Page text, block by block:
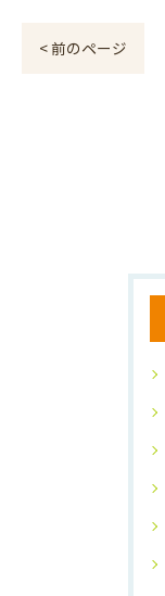
< 前のページ